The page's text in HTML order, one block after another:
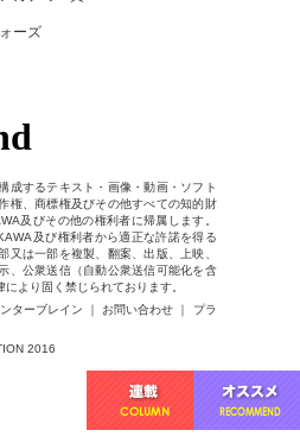
成するテキスト・画像・動画・ソフト
権、商標権及びその他すべての知的財
及びその他の権利者に帰属します。
及び権利者から適正な許諾を得る
又は一部を複製、翻案、出版、上映、
、公衆送信（自動公衆送信可能化を含
より固く禁じられております。
ターブレイン ｜ お問い合わせ ｜ プラ
2016